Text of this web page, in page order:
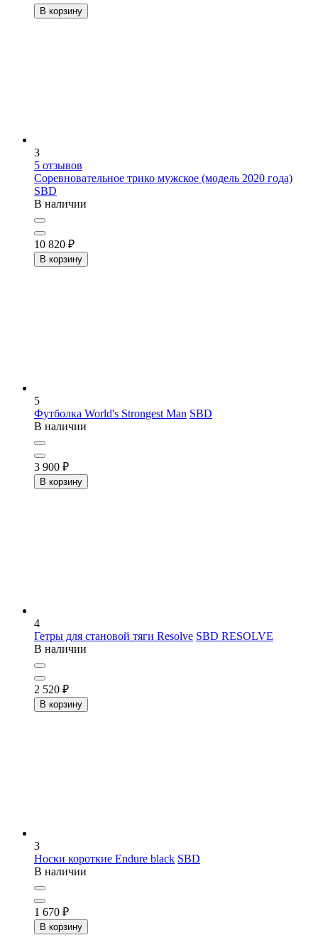
В корзину
3
5 отзывов
Соревновательное трико мужское (модель 2020 года)
SBD
В наличии
10 820 ₽
В корзину
5
Футболка World's Strongest Man SBD
В наличии
3 900 ₽
В корзину
4
Гетры для становой тяги Resolve SBD RESOLVE
В наличии
2 520 ₽
В корзину
3
Носки короткие Endure black SBD
В наличии
1 670 ₽
В корзину